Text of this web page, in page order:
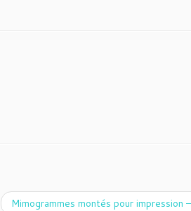
Mimogrammes montés pour impression